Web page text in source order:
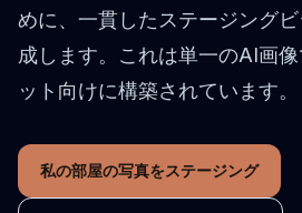
家具サイズ確認
ソファやテーブル購入前に通路を確認しま
狭い部屋
ギャラリー
料金
めに、一貫したステージング
成します。これは単一のAI画
ット向けに構築されています。
私の部屋の写真をステージング